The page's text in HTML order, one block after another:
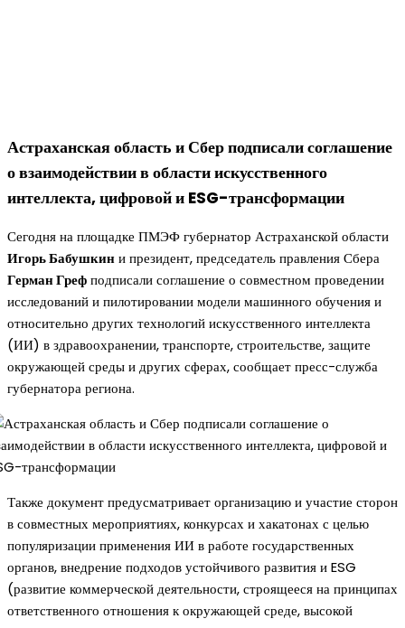
Астраханская область и Сбер подписали соглашение
о взаимодействии в области искусственного
интеллекта, цифровой и ESG-трансформации
Сегодня на площадке ПМЭФ губернатор Астраханской области
Игорь Бабушкини президент, председатель правления Сбера
Герман Грефподписали соглашение о совместном проведении
исследований и пилотировании модели машинного обучения и
относительно других технологий искусственного интеллекта
(ИИ) в здравоохранении, транспорте, строительстве, защите
окружающей среды и других сферах, сообщает пресс-служба
губернатора региона.
Также документ предусматривает организацию и участие сторон
в совместных мероприятиях, конкурсах и хакатонах с целью
популяризации применения ИИ в работе государственных
органов, внедрение подходов устойчивого развития и ESG
(развитие коммерческой деятельности, строящееся на принципах
ответственного отношения к окружающей среде, высокой